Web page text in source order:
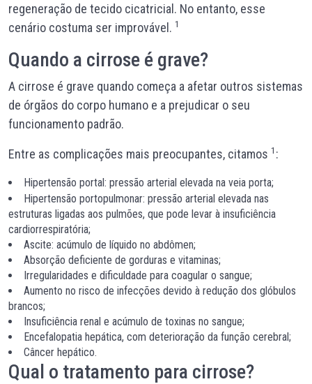
regeneração de tecido cicatricial. No entanto, esse
cenário costuma ser improvável. 1
Quando a cirrose é grave?
A cirrose é grave quando começa a afetar outros sistemas
de órgãos do corpo humano e a prejudicar o seu
funcionamento padrão.
Entre as complicações mais preocupantes, citamos 1 :
Hipertensão portal: pressão arterial elevada na veia porta;
Hipertensão portopulmonar: pressão arterial elevada nas
estruturas ligadas aos pulmões, que pode levar à insuficiência
cardiorrespiratória;
Ascite: acúmulo de líquido no abdômen;
Absorção deficiente de gorduras e vitaminas;
Irregularidades e dificuldade para coagular o sangue;
Aumento no risco de infecções devido à redução dos glóbulos
brancos;
Insuficiência renal e acúmulo de toxinas no sangue;
Encefalopatia hepática, com deterioração da função cerebral;
Câncer hepático.
Qual o tratamento para cirrose?